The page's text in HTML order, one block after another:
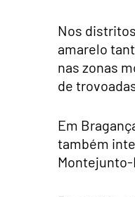
Nos
amarelo
nas zonas
de
Em
também